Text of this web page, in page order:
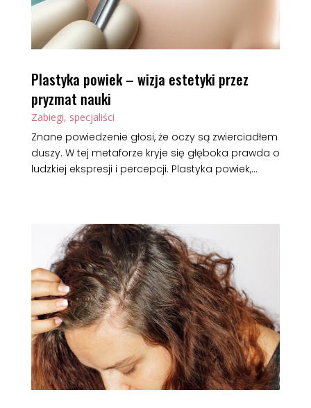
Plastyka powiek – wizja estetyki przez
pryzmat nauki
Zabiegi, specjaliści
Znane powiedzenie głosi, że oczy są zwierciadłem
duszy. W tej metaforze kryje się głęboka prawda o
ludzkiej ekspresji i percepcji. Plastyka powiek,...